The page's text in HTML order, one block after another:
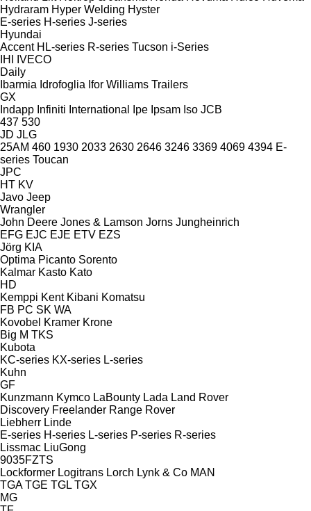
Hydraram Hyper Welding Hyster
E-series H-series J-series
Hyundai
Accent HL-series R-series Tucson i-Series
IHI
IVECO
Daily
Ibarmia Idrofoglia Ifor Williams Trailers
GX
Indapp Infiniti International Ipe Ipsam Iso JCB
437 530
JD JLG
25AM 460 1930 2033 2630 2646 3246 3369 4069 4394 E-
series Toucan
JPC
HT KV
Javo Jeep
Wrangler
John Deere Jones & Lamson Jorns Jungheinrich
EFG EJC EJE ETV EZS
Jörg KIA
Optima Picanto Sorento
Kalmar Kasto Kato
HD
Kemppi Kent Kibani Komatsu
FB PC SK WA
Kovobel Kramer Krone
Big M TKS
Kubota
KC-series KX-series L-series
Kuhn
GF
Kunzmann Kymco LaBounty Lada Land Rover
Discovery Freelander Range Rover
Liebherr Linde
E-series H-series L-series P-series R-series
Lissmac LiuGong
9035FZTS
Lockformer Logitrans Lorch Lynk & Co MAN
TGA TGE TGL TGX
MG